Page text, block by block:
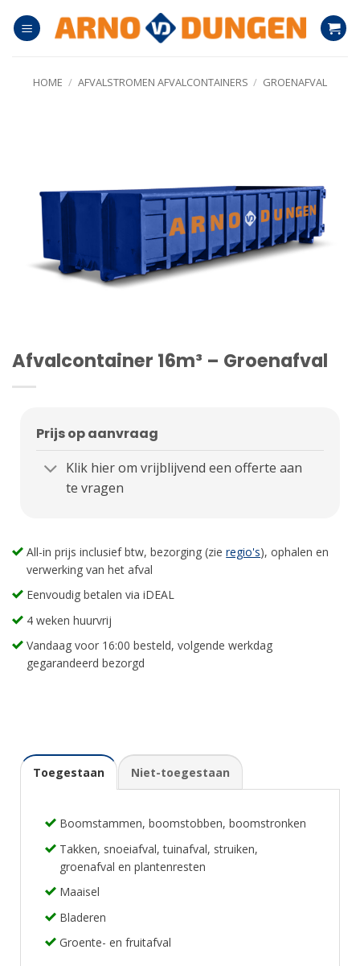
naar
HOME / AFVALSTROMEN AFVALCONTAINERS / GROENAFVAL
Afvalcontainer 16m³ – Groenafval
Prijs op aanvraag
Klik hier om vrijblijvend een offerte aan
te vragen
All-in prijs inclusief btw, bezorging (zieregio's), ophalen en
verwerking van het afval
Eenvoudig betalen via iDEAL
4 weken huurvrij
Vandaag voor 16:00 besteld, volgende werkdag
gegarandeerd bezorgd
Toegestaan Niet-toegestaan
Boomstammen, boomstobben, boomstronken
Takken, snoeiafval, tuinafval, struiken,
groenafval en plantenresten
Maaisel
Bladeren
Groente- en fruitafval